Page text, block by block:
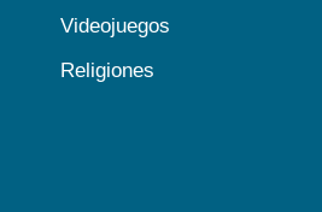
Videojuegos
Religiones